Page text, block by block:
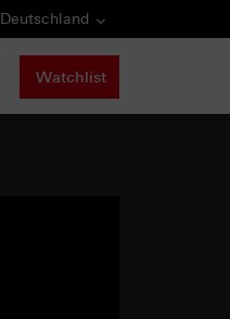
Deutschland
Watchlist